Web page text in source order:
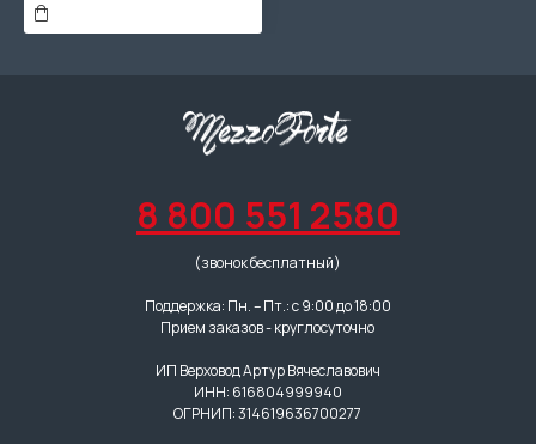
8 800 551 2580
(звонок бесплатный)
Поддержка: Пн. – Пт.: с 9:00 до 18:00
Прием заказов - круглосуточно
ИП Верховод Артур Вячеславович
ИНН: 616804999940
ОГРНИП: 314619636700277